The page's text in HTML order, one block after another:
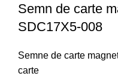
Semn de carte
SDC17X5-008
Semne de carte
carte